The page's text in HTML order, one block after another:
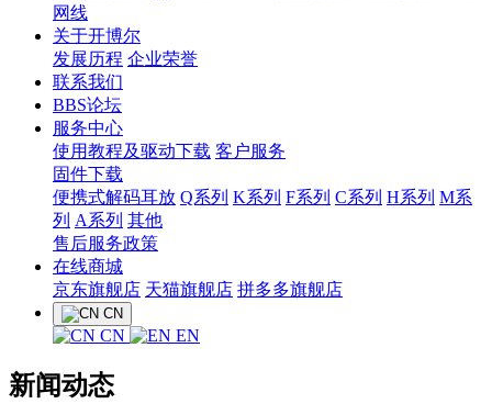
网线
关于开博尔
发展历程 企业荣誉
联系我们
BBS论坛
服务中心
使用教程及驱动下载 客户服务
固件下载
便携式解码耳放 Q系列 K系列 F系列 C系列 H系列 M系
列 A系列 其他
售后服务政策
在线商城
京东旗舰店 天猫旗舰店 拼多多旗舰店
CN
CN EN
新闻动态